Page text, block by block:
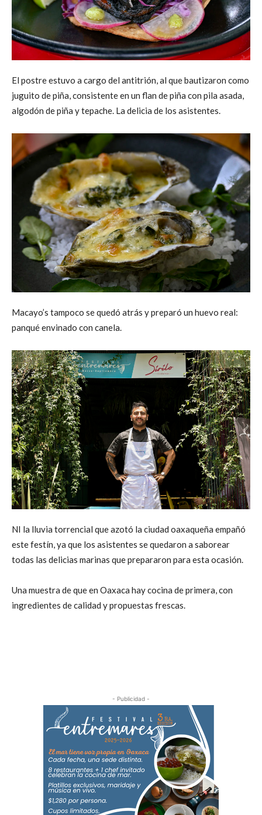
El postre estuvo a cargo del antitrión, al que bautizaron como
juguito de piña, consistente en un flan de piña con pila asada,
algodón de piña y tepache. La delicia de los asistentes.
Macayo’s tampoco se quedó atrás y preparó un huevo real:
panqué envinado con canela.
NI la lluvia torrencial que azotó la ciudad oaxaqueña empañó
este festín, ya que los asistentes se quedaron a saborear
todas las delicias marinas que prepararon para esta ocasión.
Una muestra de que en Oaxaca hay cocina de primera, con
ingredientes de calidad y propuestas frescas.
- Publicidad -